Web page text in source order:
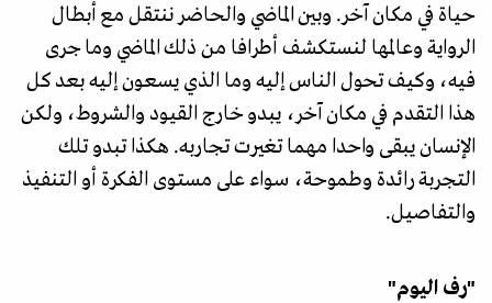
حياة في مكان آخر. وبين الماضي والحاضر ننتقل مع أبطال
الرواية وعالمها لنستكشف أطرافا من ذلك الماضي وما جرى
فيه، وكيف تحول الناس إليه وما الذي يسعون إليه بعد كل
هذا التقدم في مكان آخر، يبدو خارج القيود والشروط، ولكن
الإنسان يبقى واحدا مهما تغيرت تجاربه. هكذا تبدو تلك
التجربة رائدة وطموحة، سواء على مستوى الفكرة أو التنفيذ
والتفاصيل.
"رف اليوم"